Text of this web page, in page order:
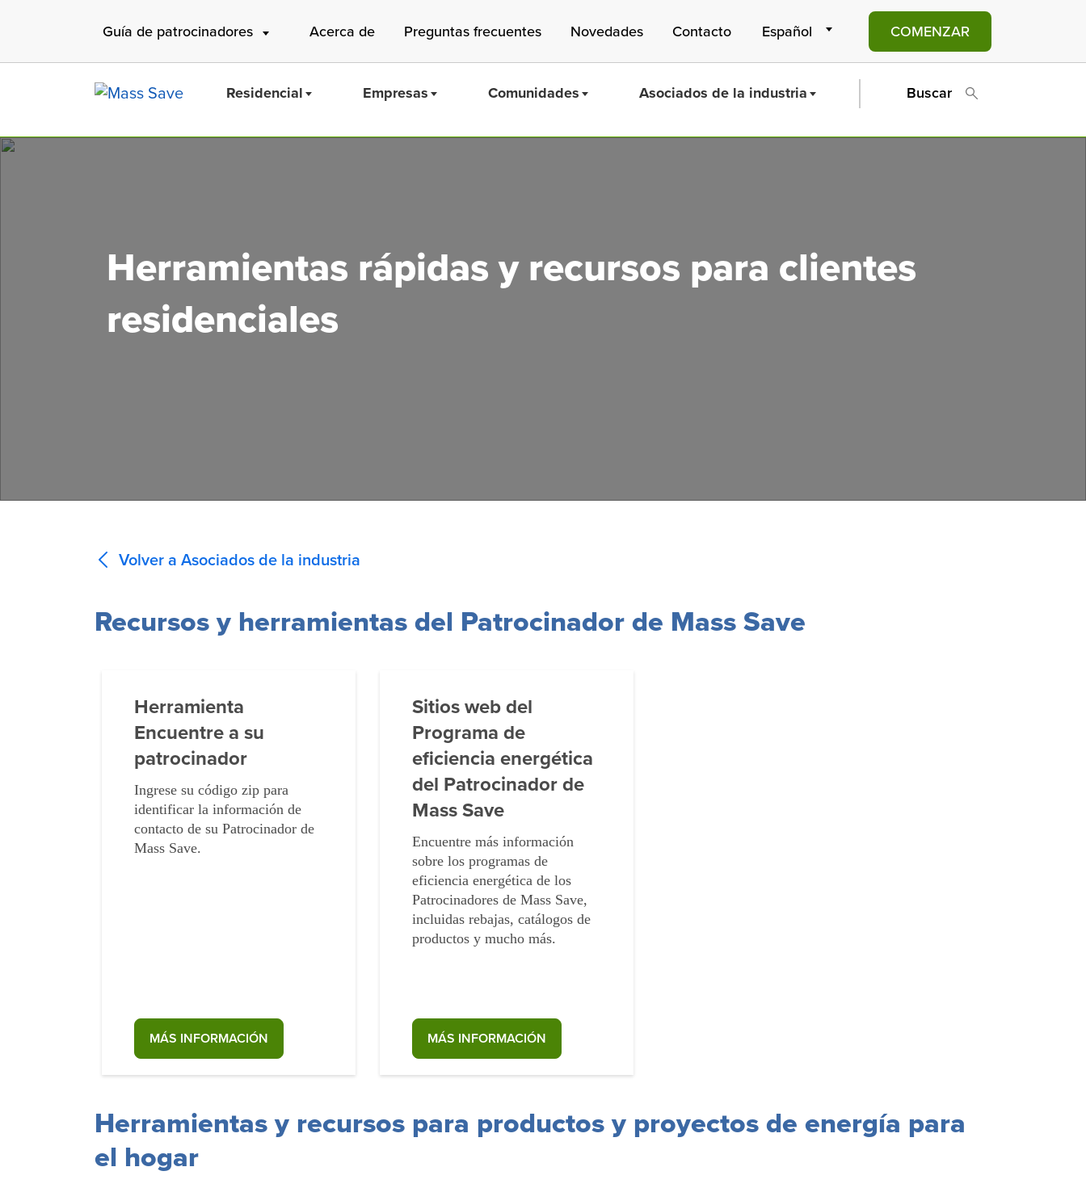
Guía de patrocinadores Acerca de Preguntas frecuentes Novedades Contacto COMENZAR
Residencial Empresas Comunidades Asociados de la industria Buscar
Herramientas rápidas y recursos para clientes
residenciales
Volver a Asociados de la industria
Recursos y herramientas del Patrocinador de Mass Save
Herramienta
Encuentre a su
patrocinador
Ingrese su código zip para
identificar la información de
contacto de su Patrocinador de
Mass Save.
MÁS INFORMACIÓN
Sitios web del
Programa de
eficiencia energética
del Patrocinador de
Mass Save
Encuentre más información
sobre los programas de
eficiencia energética de los
Patrocinadores de Mass Save,
incluidas rebajas, catálogos de
productos y mucho más.
MÁS INFORMACIÓN
Herramientas y recursos para productos y proyectos de energía para
el hogar